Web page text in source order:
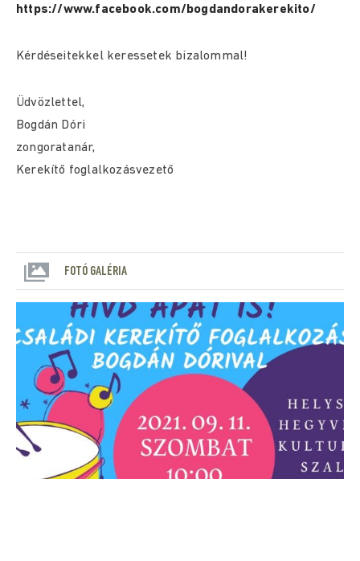
https://www.facebook.com/bogdandorakerekito/
Kérdéseitekkel keressetek bizalommal!
Üdvözlettel,
Bogdán Dóri
zongoratanár,
Kerekítő foglalkozásvezető
FOTÓ GALÉRIA